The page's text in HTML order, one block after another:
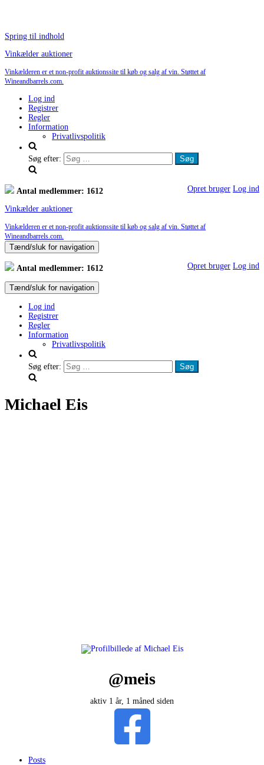
Spring til indhold
Vinkælder auktioner
Vinkælderen er et non-profit auktionssite til køb og salg af vin. Støttet af
Wineandbarrels.com.
Log ind
Registrer
Regler
Information
Privatlivspolitik
Søg efter:
Antal medlemmer: 1612 Opret bruger Log ind
Vinkælder auktioner
Vinkælderen er et non-profit auktionssite til køb og salg af vin. Støttet af
Wineandbarrels.com.
Tænd/sluk for navigation
Antal medlemmer: 1612 Opret bruger Log ind
Tænd/sluk for navigation
Log ind
Registrer
Regler
Information
Privatlivspolitik
Søg efter:
Michael Eis
@meis
aktiv 1 år, 1 måned siden
Posts